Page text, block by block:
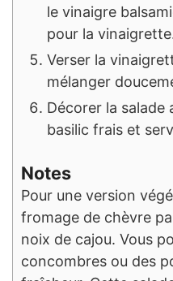
le vinaigre
pour la
Verser la
mélanger
Décorer la salade
basilic frais et
Notes
Pour une version
fromage de chèvre
noix de cajou. Vous
concombres ou des